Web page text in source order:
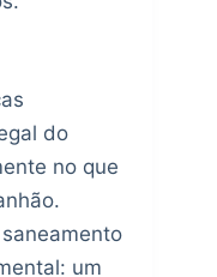
do
no que
um